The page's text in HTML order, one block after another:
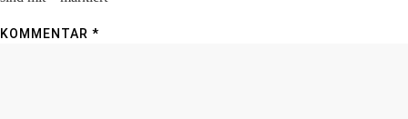
KOMMENTAR *